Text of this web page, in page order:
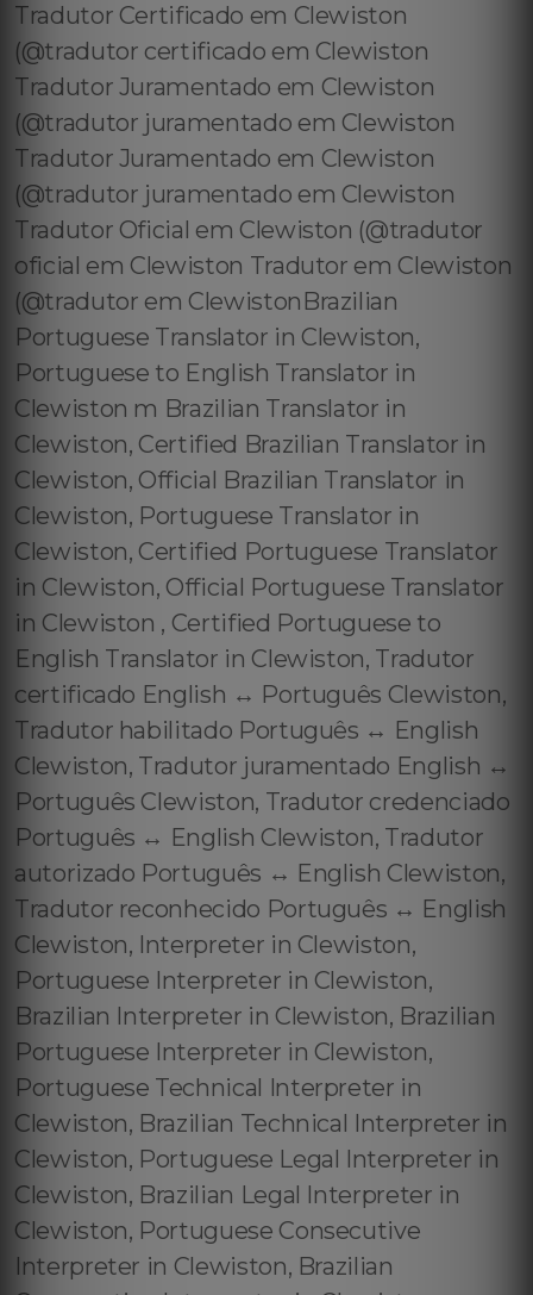
Tradutor Certificado em Clewiston
(@tradutor certificado em Clewiston
Tradutor Juramentado em Clewiston
(@tradutor juramentado em Clewiston
Tradutor Juramentado em Clewiston
(@tradutor juramentado em Clewiston
Tradutor Oficial em Clewiston (@tradutor
oficial em Clewiston Tradutor em Clewiston
(@tradutor em ClewistonBrazilian
Portuguese Translator in Clewiston,
Portuguese to English Translator in
Clewiston m Brazilian Translator in
Clewiston, Certified Brazilian Translator in
Clewiston, Official Brazilian Translator in
Clewiston, Portuguese Translator in
Clewiston, Certified Portuguese Translator
in Clewiston, Official Portuguese Translator
in Clewiston , Certified Portuguese to
English Translator in Clewiston, Tradutor
certificado English ↔️ Português Clewiston,
Tradutor habilitado Português ↔️ English
Clewiston, Tradutor juramentado English ↔️
Português Clewiston, Tradutor credenciado
Português ↔️ English Clewiston, Tradutor
autorizado Português ↔️ English Clewiston,
Tradutor reconhecido Português ↔️ English
Clewiston, Interpreter in Clewiston,
Portuguese Interpreter in Clewiston,
Brazilian Interpreter in Clewiston, Brazilian
Portuguese Interpreter in Clewiston,
Portuguese Technical Interpreter in
Clewiston, Brazilian Technical Interpreter in
Clewiston, Portuguese Legal Interpreter in
Clewiston, Brazilian Legal Interpreter in
Clewiston, Portuguese Consecutive
Interpreter in Clewiston, Brazilian